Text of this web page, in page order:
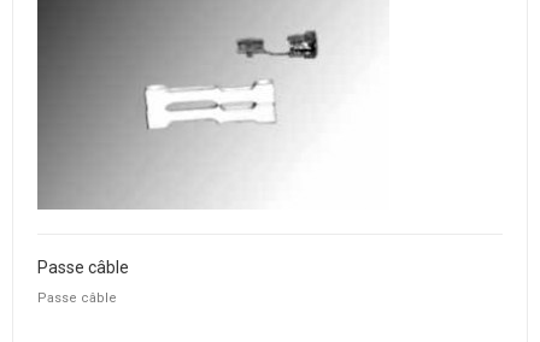
Passe câble
Passe câble